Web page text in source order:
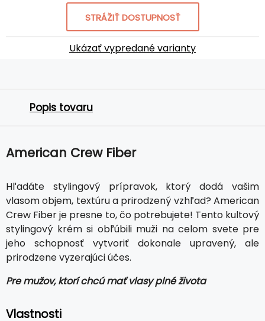
STRÁŽIŤ DOSTUPNOSŤ
Ukázať vypredané varianty
Popis tovaru
American Crew Fiber
Hľadáte stylingový prípravok, ktorý dodá vašim
vlasom objem, textúru a prirodzený vzhľad? American
Crew Fiber je presne to, čo potrebujete! Tento kultový
stylingový krém si obľúbili muži na celom svete pre
jeho schopnosť vytvoriť dokonale upravený, ale
prirodzene vyzerajúci účes.
Pre mužov, ktorí chcú mať vlasy plné života
Vlastnosti